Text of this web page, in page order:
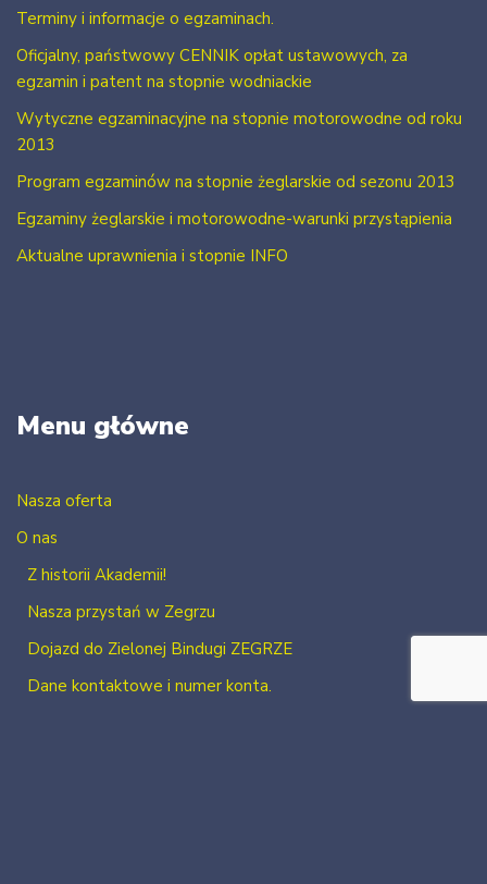
Terminy i informacje o egzaminach.
Oficjalny, państwowy CENNIK opłat ustawowych, za
egzamin i patent na stopnie wodniackie
Wytyczne egzaminacyjne na stopnie motorowodne od roku
2013
Program egzaminów na stopnie żeglarskie od sezonu 2013
Egzaminy żeglarskie i motorowodne-warunki przystąpienia
Aktualne uprawnienia i stopnie INFO
Menu główne
Nasza oferta
O nas
Z historii Akademii!
Nasza przystań w Zegrzu
Dojazd do Zielonej Bindugi ZEGRZE
Dane kontaktowe i numer konta.